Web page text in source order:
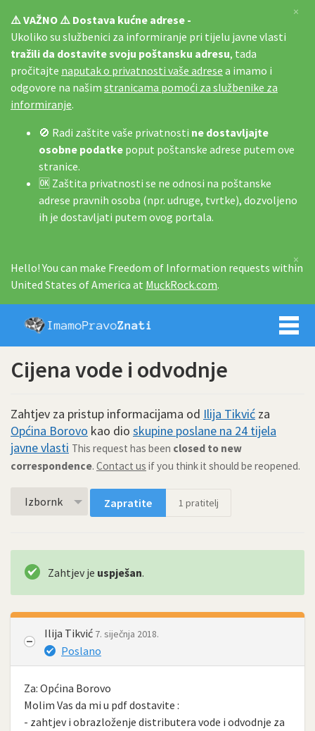
⚠️ VAŽNO ⚠️ Dostava kućne adrese -
Ukoliko su službenici za informiranje pri tijelu javne vlasti
tražili da dostavite svoju poštansku adresu, tada
pročitajte naputak o privatnosti vaše adrese a imamo i
odgovore na našim stranicama pomoći za službenike za
informiranje.
🚫 Radi zaštite vaše privatnosti ne dostavljajte
osobne podatke poput poštanske adrese putem ove
stranice.
🆗 Zaštita privatnosti se ne odnosi na poštanske
adrese pravnih osoba (npr. udruge, tvrtke), dozvoljeno
ih je dostavljati putem ovog portala.
×
Hello! You can make Freedom of Information requests within
United States of America at MuckRock.com.
×
Imamo
Cijena vode i odvodnje
Zahtjev za pristup informacijama od Ilija Tikvić za
Općina Borovo kao dio skupine poslane na 24 tijela
javne vlasti This request has been closed to new
correspondence. Contact us if you think it should be reopened.
Izbornk Zapratite 1 pratitelj
Zahtjev je uspješan.
Ilija Tikvić 7. siječnja 2018.
Poslano
Za: Općina Borovo
Molim Vas da mi u pdf dostavite :
- zahtjev i obrazloženje distributera vode i odvodnje za